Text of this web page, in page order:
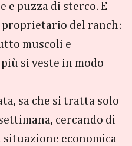
e puzza di sterco. E
del ranch:
muscoli e
si veste in modo
sa che si tratta solo
cercando di
economica